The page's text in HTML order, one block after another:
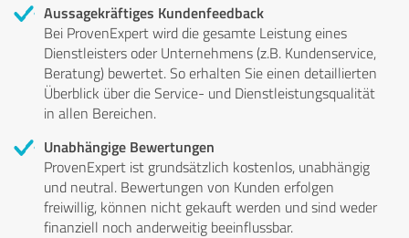
Aussagekräftiges Kundenfeedback
Bei ProvenExpert wird die gesamte Leistung eines
Dienstleisters oder Unternehmens (z.B. Kundenservice,
Beratung) bewertet. So erhalten Sie einen detaillierten
Überblick über die Service- und Dienstleistungsqualität
in allen Bereichen.
Unabhängige Bewertungen
ProvenExpert ist grundsätzlich kostenlos, unabhängig
und neutral. Bewertungen von Kunden erfolgen
freiwillig, können nicht gekauft werden und sind weder
finanziell noch anderweitig beeinflussbar.